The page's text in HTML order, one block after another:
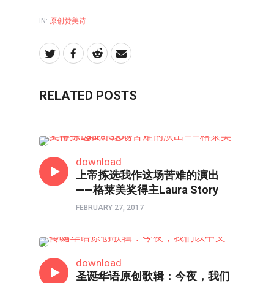
IN: 原创赞美诗
RELATED POSTS
download
上帝拣选我作这场苦难的演出
——格莱美奖得主Laura Story
FEBRUARY 27, 2017
download
圣诞华语原创歌辑：今夜，我们